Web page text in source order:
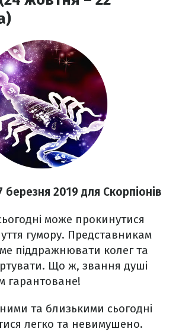
березня 2019 для Скорпіонів
може прокинутися
гумору. Представникам
піддражнювати колег та
Що ж, звання душі
гарантоване!
та близькими сьогодні
легко та невимушено.